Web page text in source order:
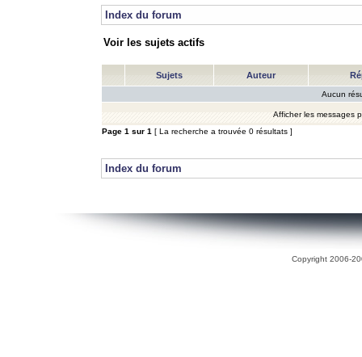
Index du forum
Voir les sujets actifs
Sujets Auteur
Aucun
Afficher les messages
Page 1 sur 1 [ La recherche a trouvée 0 résultats ]
Index du forum
Copyright 2006-